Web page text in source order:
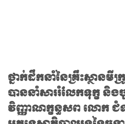
ថ្នាក់ដឹកនាំនៃគ្រឹះស្ថានមី
បាននាំសាររំលែកទុក្ខ និ
វិញ្ញាណក្ខន្ធសព លោក ជំ